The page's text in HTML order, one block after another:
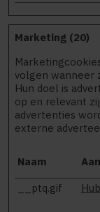
Marketing (20)
volgen wanneer
Hun doel is
op en relevant
advertenties
externe
Naam
__ptq.gif